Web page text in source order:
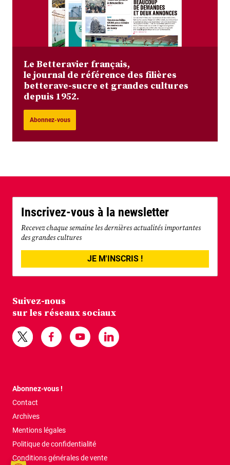
Le Betteravier français,
le journal de référence des filières
betterave-sucre et grandes cultures
depuis 1952.
Abonnez-vous
Inscrivez-vous à la newsletter
Recevez chaque semaine les dernières actualités importantes
des grandes cultures
JE M'INSCRIS !
Suivez-nous
sur les réseaux sociaux
Abonnez-vous !
Contact
Archives
Mentions légales
Politique de confidentialité
Conditions générales de vente